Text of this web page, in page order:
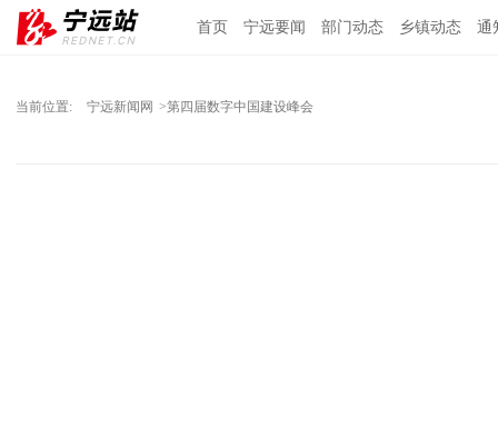
首页 宁远要闻 部门动态 乡镇动态 通
当前位置: 宁远新闻网 >第四届数字中国建设峰会